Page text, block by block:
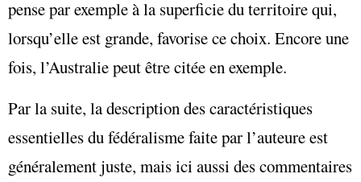
pense par exemple à la superficie du territoire qui,
lorsqu’elle est grande, favorise ce choix. Encore une
fois, l’Australie peut être citée en exemple.
Par la suite, la description des caractéristiques
essentielles du fédéralisme faite par l’auteure est
généralement juste, mais ici aussi des commentaires